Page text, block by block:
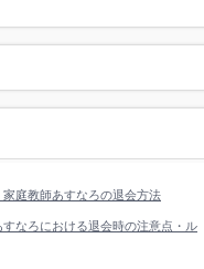
家庭教師あすなろの退会方法
すなろにおける退会時の注意点・ル